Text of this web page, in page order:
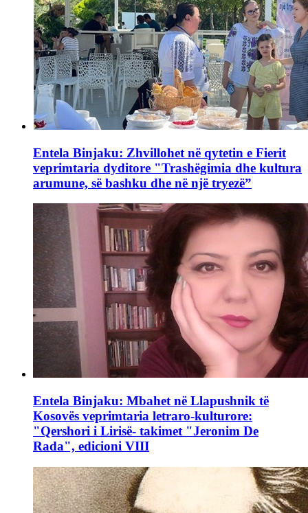
Entela Binjaku: Zhvillohet në qytetin e Fierit
veprimtaria dyditore "Trashëgimia dhe kultura
arumune, së bashku dhe në një tryezë”
Entela Binjaku: Mbahet në Llapushnik të
Kosovës veprimtaria letraro-kulturore:
"Qershori i Lirisë- takimet "Jeronim De
Rada", edicioni VIII